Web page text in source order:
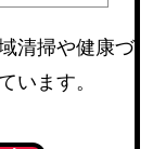
清掃や健康づ
います。